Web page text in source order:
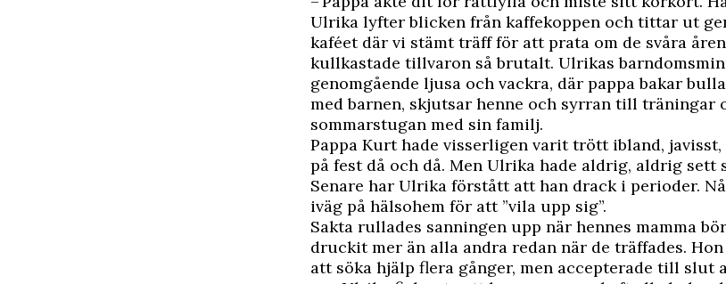
Ulrika lyfter blicken från kaffekoppen och tittar ut
kaféet där vi stämt träff för att prata om de svåra
kullkastade tillvaron så brutalt. Ulrikas
genomgående ljusa och vackra, där pappa bakar
med barnen, skjutsar henne och syrran till träningar
sommarstugan med sin familj.
Pappa Kurt hade visserligen varit trött ibland,
på fest då och då. Men Ulrika hade aldrig, aldrig sett
Senare har Ulrika förstått att han drack i perioder.
iväg på hälsohem för att ”vila upp sig”.
Sakta rullades sanningen upp när hennes mamma
druckit mer än alla andra redan när de träffades.
att söka hjälp flera gånger, men accepterade till slut